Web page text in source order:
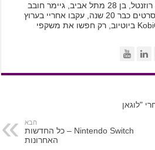
שמי קובי רוזנטל, בן 28 מתל אביב, גיימר חובב
קומיקס וסרטים כבר 20 שנה, עקבו אחריי בערוץ
שלי KobiCool ביוטיוב, רק חפשו את משקפי
"לוגאן
הבא
Nintendo Switch – כל החדשות
האחרונות